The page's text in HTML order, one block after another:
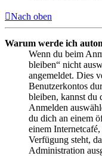
Nach oben
Warum werde ich
Wenn du beim
bleiben“ nicht
angemeldet. Dies
Benutzerkontos
bleiben, kannst du
Anmelden
du dich an einem
einem
Verfügung steht,
Administration